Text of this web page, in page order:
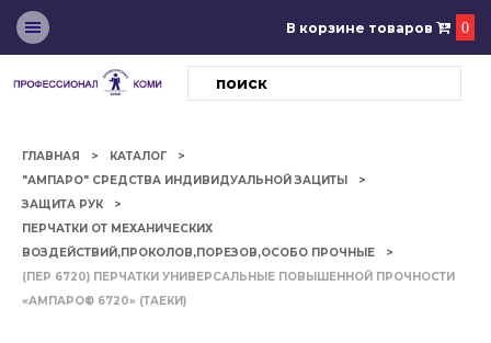
В корзине товаров 0
ГЛАВНАЯ
КАТАЛОГ
"АМПАРО" СРЕДСТВА ИНДИВИДУАЛЬНОЙ ЗАЦИТЫ
ЗАЩИТА РУК
ПЕРЧАТКИ ОТ МЕХАНИЧЕСКИХ
ВОЗДЕЙСТВИЙ,ПРОКОЛОВ,ПОРЕЗОВ,ОСОБО ПРОЧНЫЕ
(ПЕР 6720) ПЕРЧАТКИ УНИВЕРСАЛЬНЫЕ ПОВЫШЕННОЙ ПРОЧНОСТИ
«АМПАРО® 6720» (ТАЕКИ)